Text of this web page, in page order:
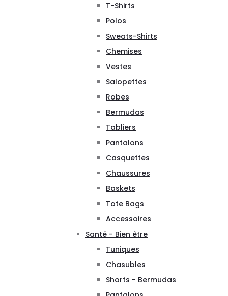
T-Shirts
Polos
Sweats-Shirts
Chemises
Vestes
Salopettes
Robes
Bermudas
Tabliers
Pantalons
Casquettes
Chaussures
Baskets
Tote Bags
Accessoires
Santé - Bien être
Tuniques
Chasubles
Shorts - Bermudas